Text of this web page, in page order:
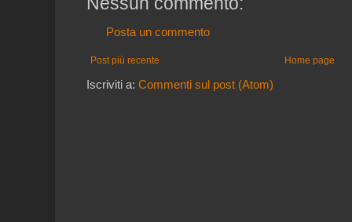
Posta un commento
Post più recente Home page
Iscriviti a: Commenti sul post (Atom)